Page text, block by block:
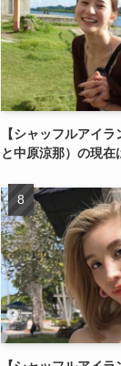
【シャッフルアイ
と中原涼那）の現在